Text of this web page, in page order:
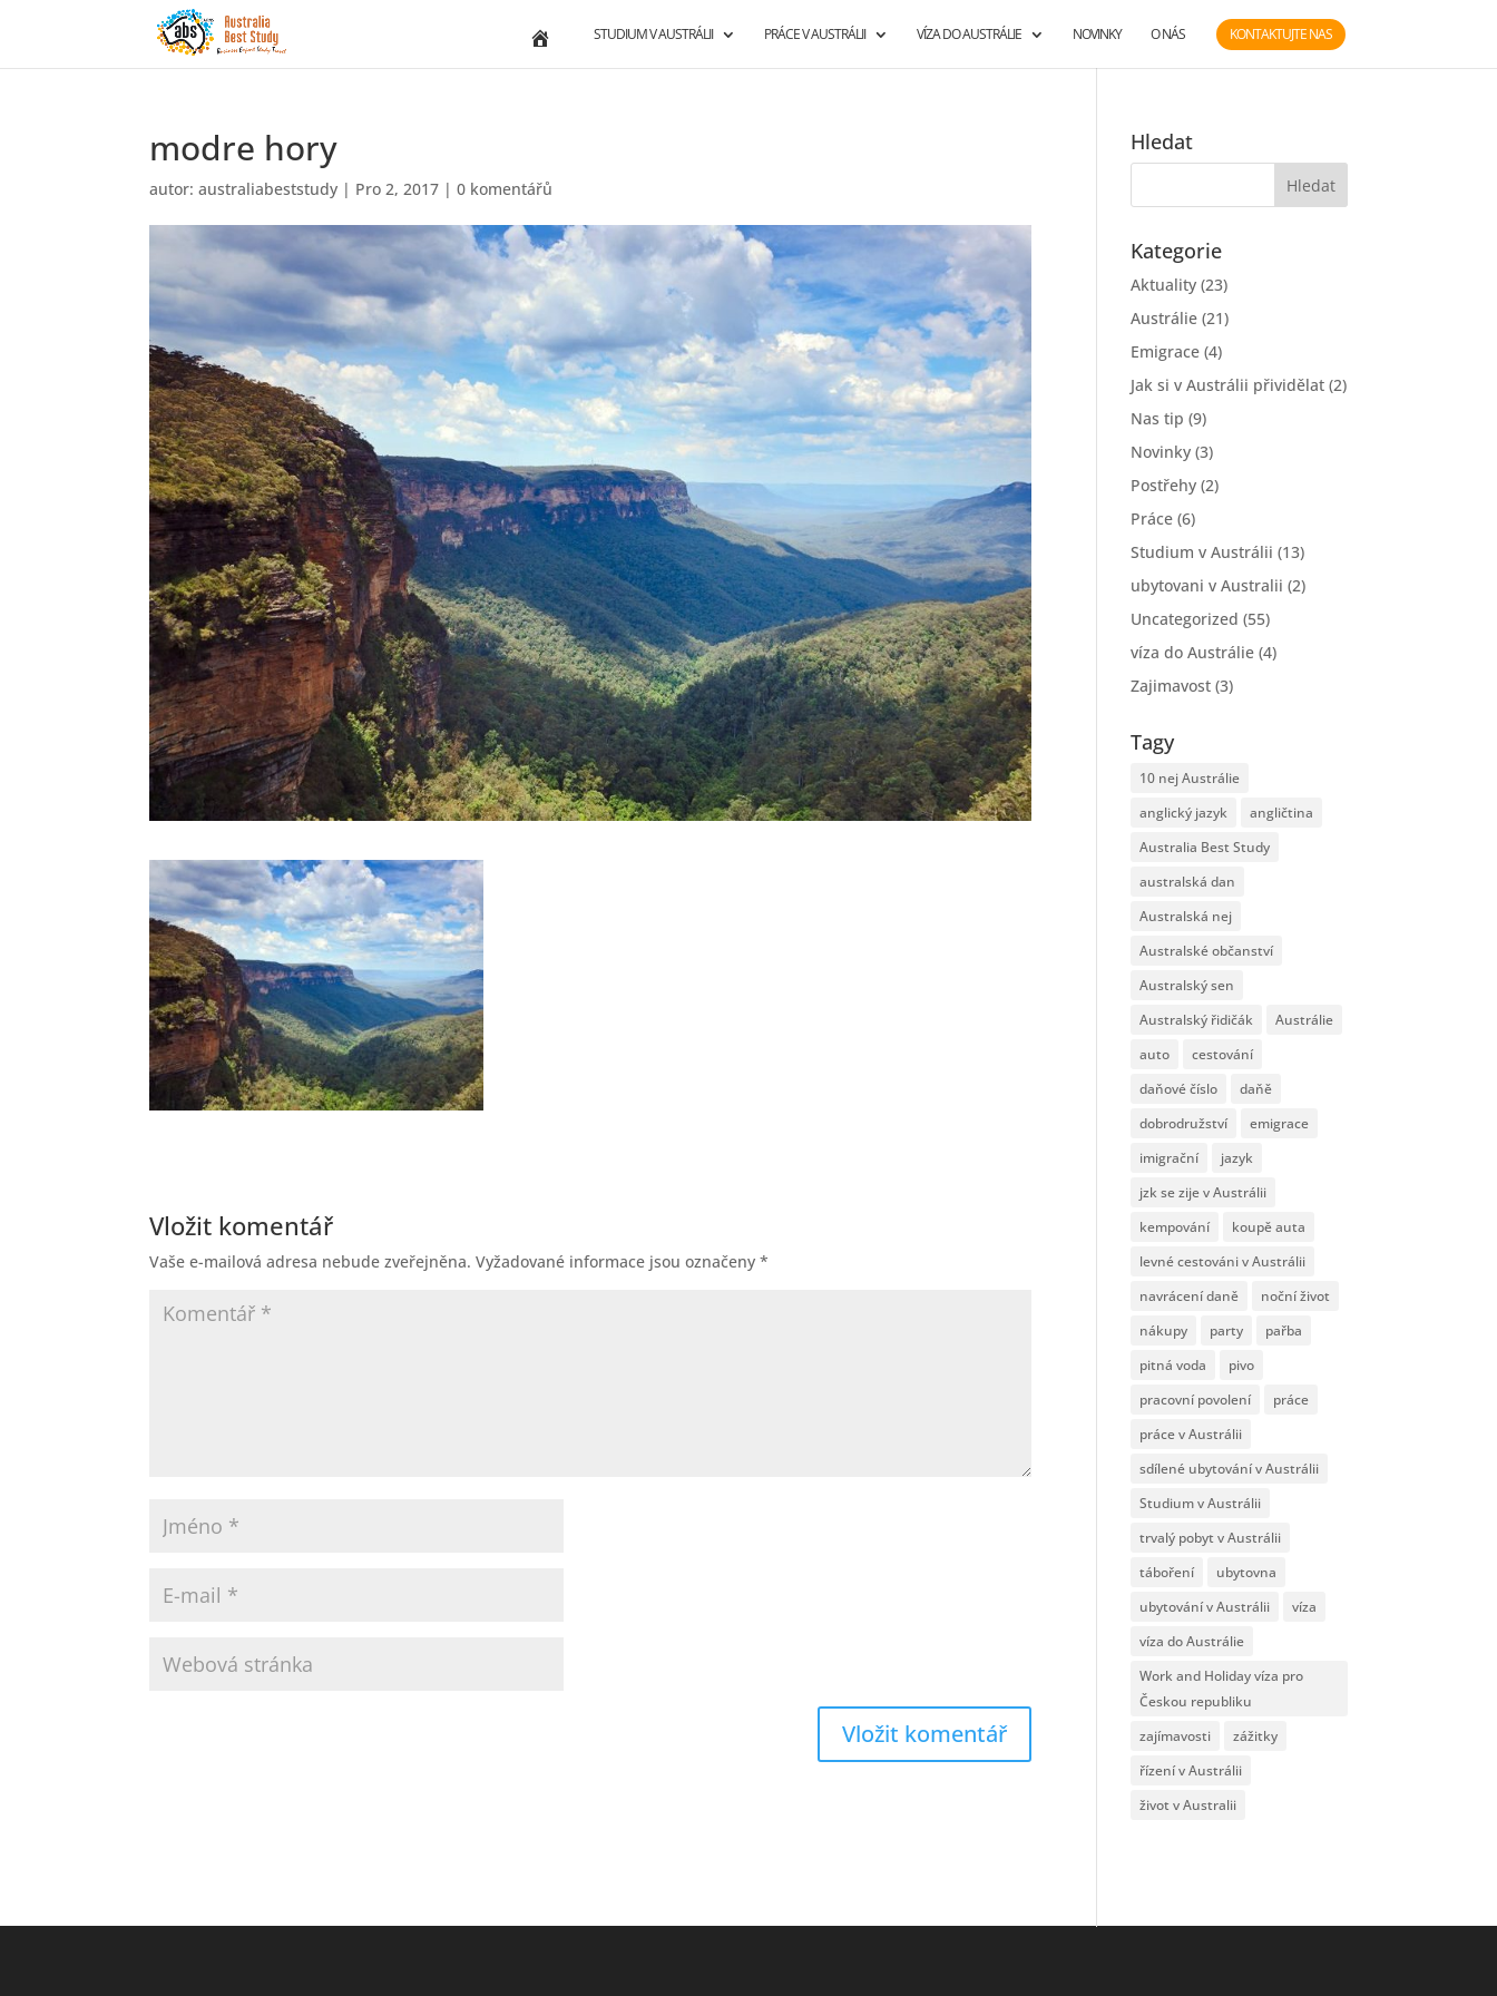
STUDIUM V AUSTRÁLII PRÁCE V AUSTRÁLII VÍZA DO AUSTRÁLIE NOVINKY O NÁS KONTAKTUJTE NAS
modre hory
autor:australiabeststudy | Pro 2, 2017 |0 komentářů
Vložit komentář
Vaše e-mailová adresa nebude zveřejněna. Vyžadované informace jsou označeny*
Hledat
Kategorie
Aktuality (23)
Austrálie (21)
Emigrace (4)
Jak si v Austrálii přividělat (2)
Nas tip (9)
Novinky (3)
Postřehy (2)
Práce (6)
Studium v Austrálii (13)
ubytovani v Australii (2)
Uncategorized (55)
víza do Austrálie (4)
Zajimavost (3)
Tagy
10 nej Austrálie
anglický jazyk
angličtina
Australia Best Study
australská dan
Australská nej
Australské občanství
Australský sen
Australský řidičák
Austrálie
auto
cestování
daňové číslo
daňě
dobrodružství
emigrace
imigrační
jazyk
jzk se zije v Austrálii
kempování
koupě auta
levné cestováni v Austrálii
navrácení daně
noční život
nákupy
party
pařba
pitná voda
pivo
pracovní povolení
práce
práce v Austrálii
sdílené ubytování v Austrálii
Studium v Austrálii
trvalý pobyt v Austrálii
táboření
ubytovna
ubytování v Austrálii
víza
víza do Austrálie
Work and Holiday víza pro
Českou republiku
zajímavosti
zážitky
řízení v Austrálii
život v Australii